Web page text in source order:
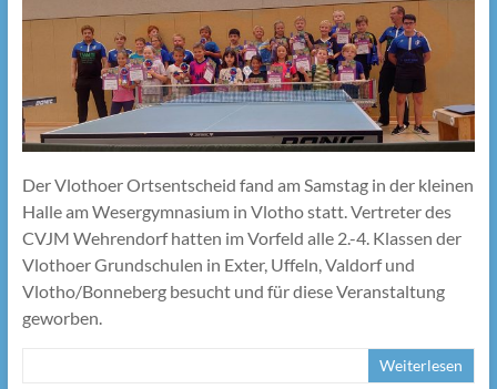
Der Vlothoer Ortsentscheid fand am Samstag in der kleinen
Halle am Wesergymnasium in Vlotho statt. Vertreter des
CVJM Wehrendorf hatten im Vorfeld alle 2.-4. Klassen der
Vlothoer Grundschulen in Exter, Uffeln, Valdorf und
Vlotho/Bonneberg besucht und für diese Veranstaltung
geworben.
Weiterlesen